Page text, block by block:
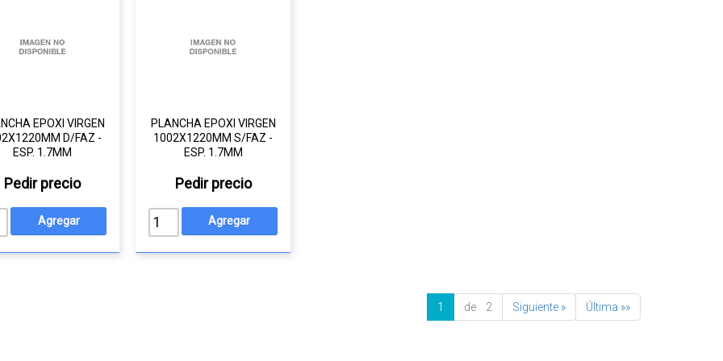
EPOXI VIRGEN
D/FAZ -
ESP. 1.7MM
Pedir precio
PLANCHA EPOXI VIRGEN
1002X1220MM S/FAZ -
ESP. 1.7MM
Pedir precio
1 de 2 Siguiente » Última »»